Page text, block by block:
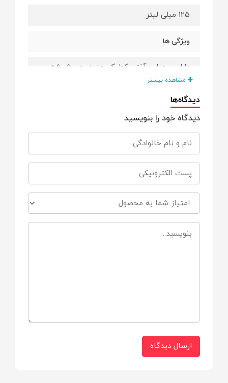
125 میلی لیتر
ویژگی ها
دارای سوپاپ آنتی کولیک جدید روی شیشه
است
جنس بدنه طلقی و با ساختاری خوش فرم برای
راحت به دست گرفتن کودک است
سر شیشه فابریک نصب شده روی این شیشه
شیر شبیه سینه مادر اونت از نوع جدید
Response خیلی نرم شماره 2 برای نوزادی
مناسب نوزادی +0m صفر ماه به بالا
میتوان استفاده کرد
هلند
مشاهده بیشتر
دیدگاه‌ها
دیدگاه خود را بنویسید
ارسال دیدگاه